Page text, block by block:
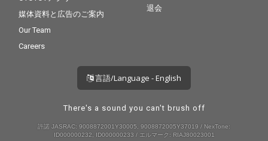
監督の”狂い咲きサンダ
ーロード”からとってお
り、ミュージックビデ
オやアートワークはパ
監督の”狂い咲きサンダ
媒体資料と広告のご案内
Our Team
Careers
退会
言語/Language - English
There's a sound you can't brush off
許諾 JASRAC: 9008872001Y30005, 9008872005Y37019 / NexTone:
ID000000232, ID000000233 / エルマーク: RIAJ80023001